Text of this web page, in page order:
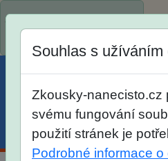
Spustili jsme přihlašování
na školní rok 2026/2027!
Účet Košík
Souhlas s užíváním
Zkousky-nanecisto.cz
svému fungování
použití stránek je
Podrobné informace